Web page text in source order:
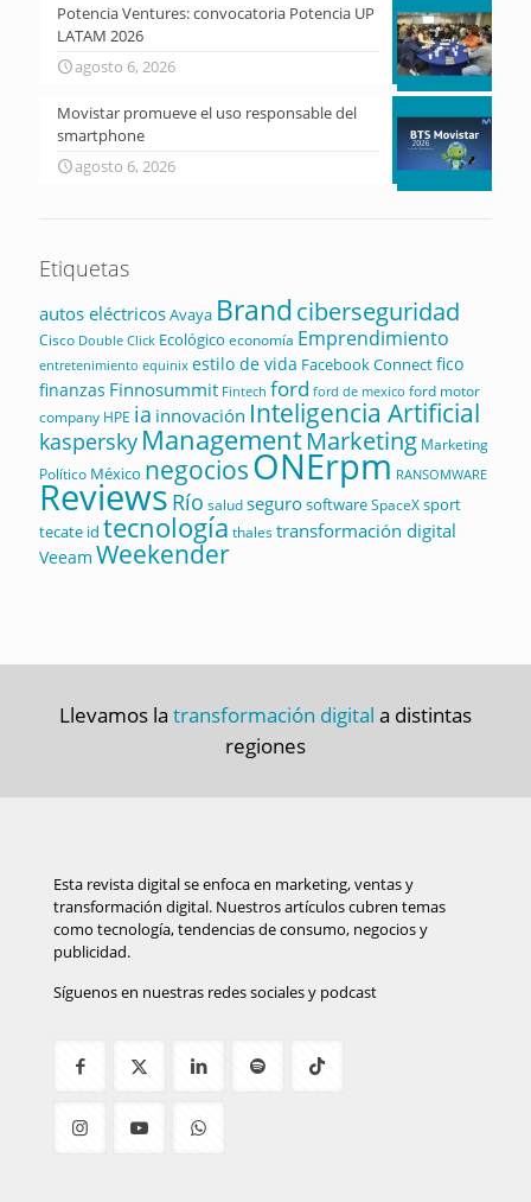
Potencia Ventures: convocatoria Potencia UP
LATAM 2026
agosto 6, 2026
Movistar promueve el uso responsable del
smartphone
agosto 6, 2026
Etiquetas
autos eléctricosAvaya Brandciberseguridad
Cisco Double Click Ecológico economía Emprendimiento
entretenimiento equinix estilo de vida Facebook Connectfico
finanzas Finnosummit Fintech ford ford de mexico ford motor
company HPE ia innovación Inteligencia Artificial
kaspersky ManagementMarketing Marketing
Político México negociosONErpm RANSOMWARE
Reviews Río saludsegurosoftwareSpaceXsport
tecate id tecnología thalestransformación digital
Veeam Weekender
Llevamos la transformación digital a distintas
regiones
Esta revista digital se enfoca en marketing, ventas y
transformación digital. Nuestros artículos cubren temas
como tecnología, tendencias de consumo, negocios y
publicidad.
Síguenos en nuestras redes sociales y podcast